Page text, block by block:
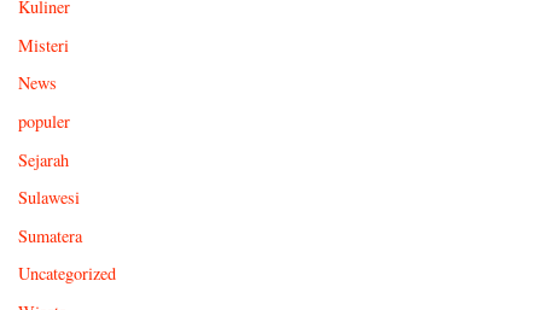
Kuliner
Misteri
News
populer
Sejarah
Sulawesi
Sumatera
Uncategorized